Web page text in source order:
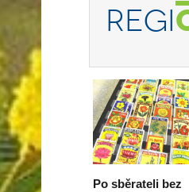
REGI
Po sběrateli bez